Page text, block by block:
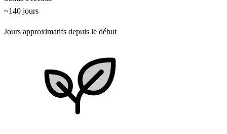
~140 jours
Jours approximatifs depuis le début